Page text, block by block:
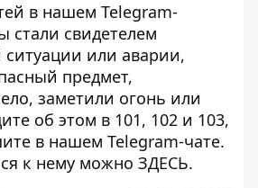
в нашем Telegram-
стали свидетелем
или аварии,
предмет,
заметили огонь или
об этом в 101, 102 и 103,
в нашем Telegram-чате.
к нему можно ЗДЕСЬ.